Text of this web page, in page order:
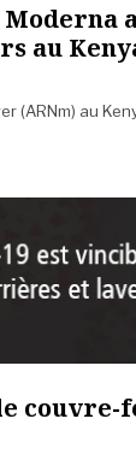
au
(ARNm) au